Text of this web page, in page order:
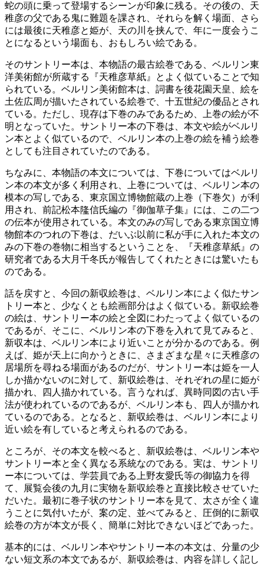
蛇の頭に乗って登場するシーンが印象に残る。その後の、天
稚彦の父である鬼に難題を課され、それらを解く場面、さら
には最後に天稚彦と姫が、天の川を挟んで、年に一度会うこ
とになるという場面も、おもしろい絵である。
そのサントリー本は、本物語の最古絵巻である、ベルリン東
洋美術館が所蔵する『天稚彦草紙』とよく似ていることで知
られている。ベルリン美術館本は、詞書を後花園天皇、絵を
土佐広周が描いたされている絵巻で、十五世紀の優品とされ
ている。ただし、現存は下巻のみであるため、上巻の絵が不
明となっていた。サントリー本の下巻は、本文や絵がベルリ
ン本とよく似ているので、ベルリン本の上巻の絵を補う絵巻
としても注目されていたのである。
ちなみに、本物語の本文については、下巻についてはベルリ
ン本の本文が多く利用され、上巻については、ベルリン本の
模本の写しである、東京国立博物館蔵の上巻（下巻欠）が利
用され、前記松本隆信氏編の『御伽草子集』には、この二つ
の伝本が使用されている。本文のみの写しである東京国立博
物館本のつれの下巻は、だいぶ以前に私が手に入れた本文の
みの下巻の巻物に相当するということを、『天稚彦草紙』の
研究者である大月千冬氏が報告してくれたときには驚いたも
のである。
話を戻すと、今回の新収絵巻は、ベルリン本によく似たサン
トリー本と、少なくとも絵画部分はよく似ている。新収絵巻
の絵は、サントリー本の絵と全図にわたってよく似ているの
であるが、そこに、ベルリン本の下巻を入れて見てみると、
新収本は、ベルリン本により近いことが分かるのである。例
えば、姫が天上に向かうときに、さまざまな星々に天稚彦の
居場所を尋ねる場面があるのだが、サントリー本は姫を一人
しか描かないのに対して、新収絵巻は、それぞれの星に姫が
描かれ、四人描かれている。言うなれば、異時同図の古い手
法が使われているのであるが、ベルリン本も、四人が描かれ
ているのである。となると、新収絵巻は、ベルリン本により
近い絵を有していると考えられるのである。
ところが、その本文を較べると、新収絵巻は、ベルリン本や
サントリー本と全く異なる系統なのである。実は、サントリ
ー本については、学芸員である上野友愛氏等の御協力を得
て、展覧会後の九月に実物を新収絵巻と直接比較させていた
だいた。最初に巻子状のサントリー本を見て、太さが全く違
うことに気付いたが、案の定、並べてみると、圧倒的に新収
絵巻の方が本文が長く、簡単に対比できないほどであった。
基本的には、ベルリン本やサントリー本の本文は、分量の少
ない短文系の本文であるが、新収絵巻は、内容を詳しく記し